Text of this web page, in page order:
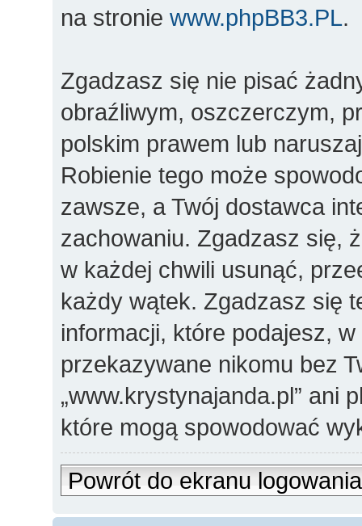
na stronie www.phpBB3.PL.
Zgadzasz się nie pisać
obraźliwym, oszczerczym,
polskim prawem lub
Robienie tego może
zawsze, a Twój dostawca
zachowaniu. Zgadzasz się,
w każdej chwili usunąć,
każdy wątek. Zgadzasz się
informacji, które podajesz,
przekazywane nikomu bez
„www.krystynajanda.pl” ani
które mogą spowodować
Powrót do ekranu logowania